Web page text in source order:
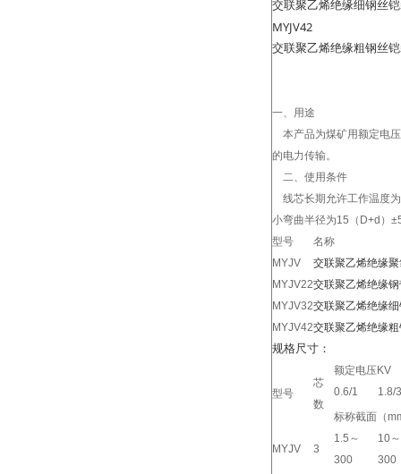
交联聚乙烯绝缘细钢丝
MYJV42
交联聚乙烯绝缘粗钢丝
一、用途
本产品为煤矿用额定电压
的电力传输。
二、使用条件
线芯长期允许工作温度为
小弯曲半径为15 （ D+d ）±
型号
名称
MYJV
交联聚乙烯绝缘
MYJV22交联聚乙烯绝缘
MYJV32交联聚乙烯绝缘
MYJV42交联聚乙烯绝缘
规格尺寸：
型号
芯
数
额定电压KV
0.6/1
1.8/3
标称截面（
MYJV 3
1.5 ～
300
10～
300